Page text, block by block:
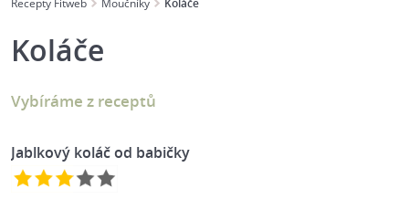
Recepty Fitweb Moučníky Koláče
Koláče
Vybíráme z receptů
Jablkový koláč od babičky